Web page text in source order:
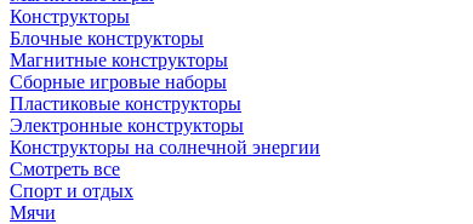
Конструкторы
Блочные конструкторы
Магнитные конструкторы
Сборные игровые наборы
Пластиковые конструкторы
Электронные конструкторы
Конструкторы на солнечной энергии
Смотреть все
Спорт и отдых
Мячи